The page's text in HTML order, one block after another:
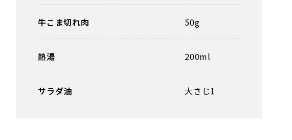
牛こま切れ肉 50g
熱湯 200ml
サラダ油 大さじ1